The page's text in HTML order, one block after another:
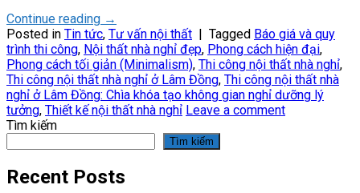
Continue reading →
Posted in Tin tức, Tư vấn nội thất Tagged Báo giá và quy
trình thi công, Nội thất nhà nghỉ đẹp, Phong cách hiện đại,
Phong cách tối giản (Minimalism), Thi công nội thất nhà nghỉ,
Thi công nội thất nhà nghỉ ở Lâm Đồng, Thi công nội thất nhà
nghỉ ở Lâm Đồng: Chìa khóa tạo không gian nghỉ dưỡng lý
tưởng, Thiết kế nội thất nhà nghỉ Leave a comment
Tìm kiếm
Tìm kiếm
Recent Posts